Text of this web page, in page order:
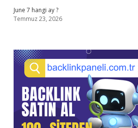
June 7 hangi ay ?
Temmuz 23, 2026